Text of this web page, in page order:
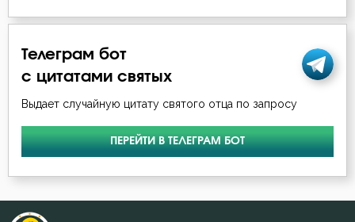
Телеграм бот
с цитатами святых
Выдает случайную цитату святого отца по запросу
ПЕРЕЙТИ В ТЕЛЕГРАМ БОТ